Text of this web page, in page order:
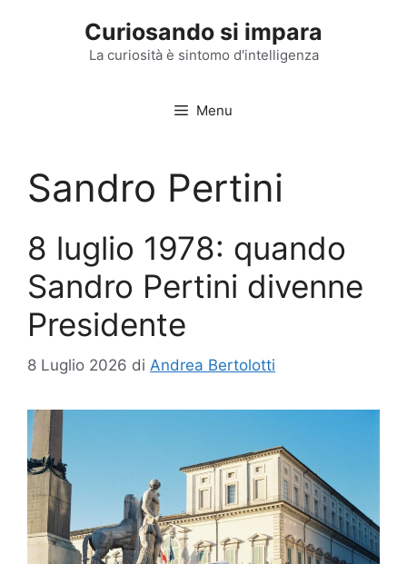
Curiosando si impara
La curiosità è sintomo d'intelligenza
Menu
Sandro Pertini
8 luglio 1978: quando
Sandro Pertini divenne
Presidente
8 Luglio 2026 di Andrea Bertolotti